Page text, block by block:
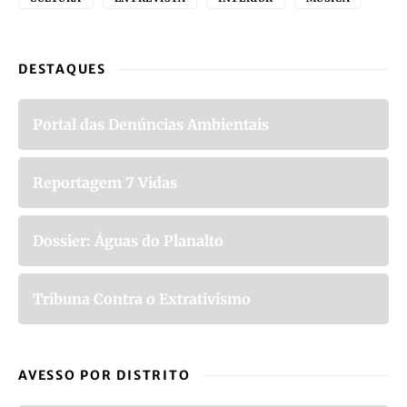
DESTAQUES
Portal das Denúncias Ambientais
Reportagem 7 Vidas
Dossier: Águas do Planalto
Tribuna Contra o Extrativismo
AVESSO POR DISTRITO